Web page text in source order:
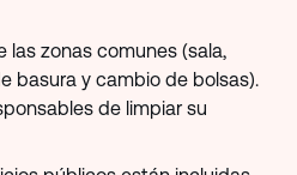
las zonas comunes (sala,
basura y cambio de bolsas).
de limpiar su